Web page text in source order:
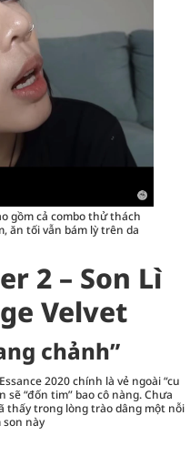
gồm cả combo thử thách
ăn tối vẫn bám lỳ trên da
2 – Son Lì
Velvet
chảnh”
2020 chính là vẻ ngoài “cu
sẽ “đốn tim” bao cô nàng. Chưa
thấy trong lòng trào dâng một nỗi
son này